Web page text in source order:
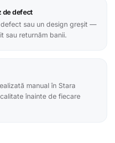
de defect
sau un design greșit —
sau returnăm banii.
manual în Stara
înainte de fiecare